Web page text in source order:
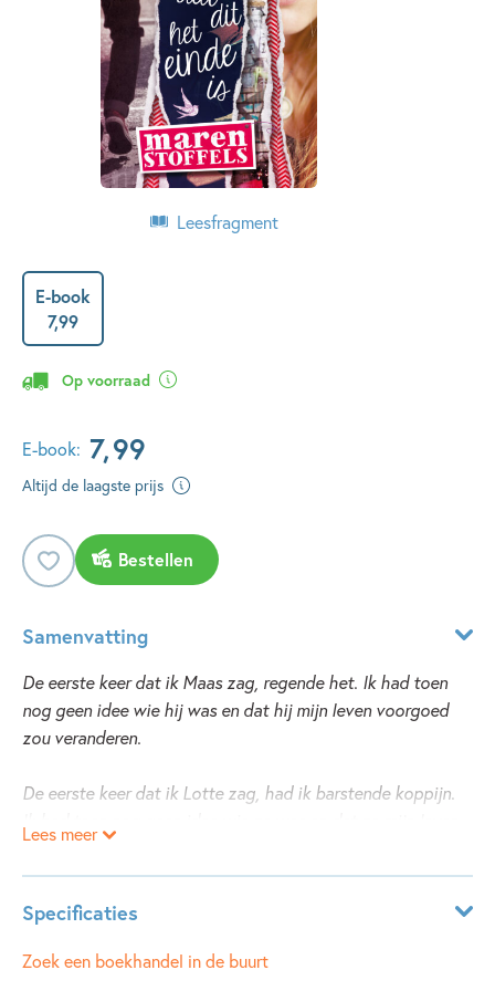
Leesfragment
E-book
7,99
Op voorraad
E-book: 7,99
Altijd de laagste prijs
Bestellen
Samenvatting
De eerste keer dat ik Maas zag, regende het. Ik had toen
nog geen idee wie hij was en dat hij mijn leven voorgoed
zou veranderen.
De eerste keer dat ik Lotte zag, had ik barstende koppijn.
voorgoed zou veranderen.
Lotte ontmoet de dakloze Maas in een verlaten gebouw.
Waardoor is hij op straat beland? Lottes nieuwsgierigheid
slaat om in angst als ze Maas beter leert kennen. Als hij
Lees meer
Specificaties
Leeftijdsindicatie: 15 - 18 jaar
Zoek een boekhandel in de buurt